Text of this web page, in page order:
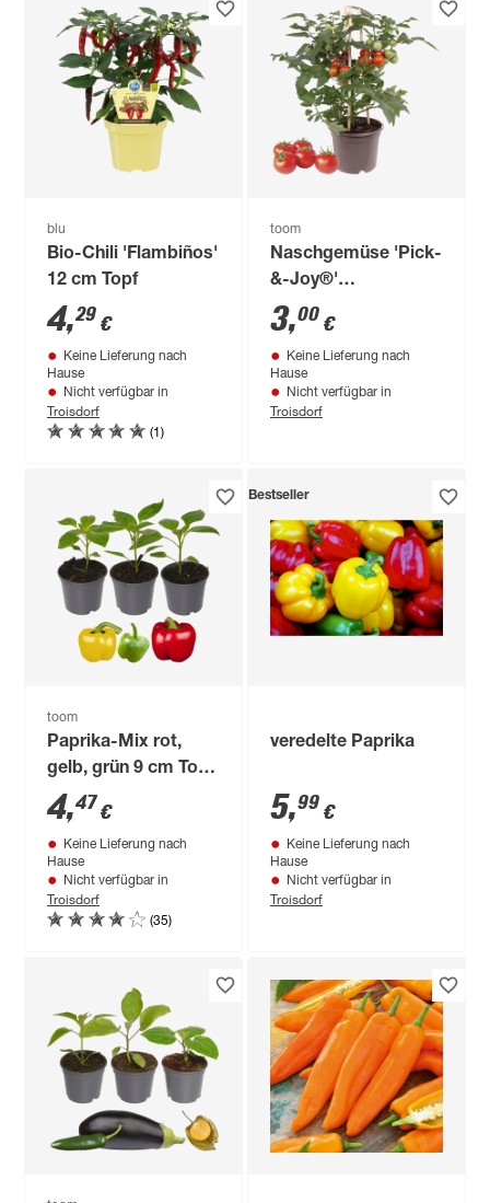
blu
Bio-Chili 'Flambiños'
12 cm Topf
4,29 €
Keine Lieferung nach
Hause
Nicht verfügbar in
Troisdorf
(1)
toom
Naschgemüse 'Pick-
&-Joy®'
verschiedene Sorten
14 cm Topf
3,00 €
Keine Lieferung nach
Hause
Nicht verfügbar in
Troisdorf
toom
Paprika-Mix rot,
gelb, grün 9 cm Topf,
3er-Set
4,47€
Keine Lieferung nach
Hause
Nicht verfügbar in
Troisdorf
(35)
Bestseller
veredelte Paprika
5,99 €
Keine Lieferung nach
Hause
Nicht verfügbar in
Troisdorf